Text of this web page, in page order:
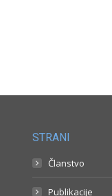
STRANI
Članstvo
Publikacije